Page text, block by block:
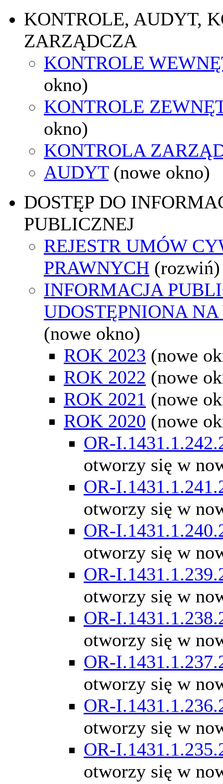
KONTROLE, AUDYT,
ZARZĄDCZA
KONTROLE
okno)
KONTROLE
okno)
KONTROLA
AUDYT (nowe okno)
DOSTĘP DO
PUBLICZNEJ
REJESTR UMÓW
PRAWNYCH (rozwiń)
INFORMACJA
UDOSTĘPNIONA
(nowe okno)
ROK 2023 (nowe
ROK 2022 (nowe
ROK 2021 (nowe
ROK 2020 (nowe
OR-
otworzy się w
OR-
otworzy się w
OR-
otworzy się w
OR-
otworzy się w
OR-
otworzy się w
OR-
otworzy się w
OR-
otworzy się w
OR-
otworzy się w